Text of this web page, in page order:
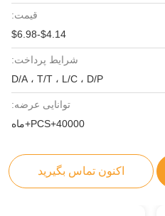
قیمت:
$4.14-$6.98
شرایط پرداخت:
D/A ، T/T ، L/C ، D/P
توانایی عرضه:
40000+PCS+ماه
اکنون تماس بگیرید